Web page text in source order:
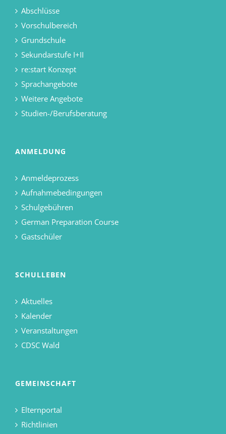
Abschlüsse
Vorschulbereich
Grundschule
Sekundarstufe I+II
re:start Konzept
Sprachangebote
Weitere Angebote
Studien-/Berufsberatung
ANMELDUNG
Anmeldeprozess
Aufnahmebedingungen
Schulgebühren
German Preparation Course
Gastschüler
SCHULLEBEN
Aktuelles
Kalender
Veranstaltungen
CDSC Wald
GEMEINSCHAFT
Elternportal
Richtlinien